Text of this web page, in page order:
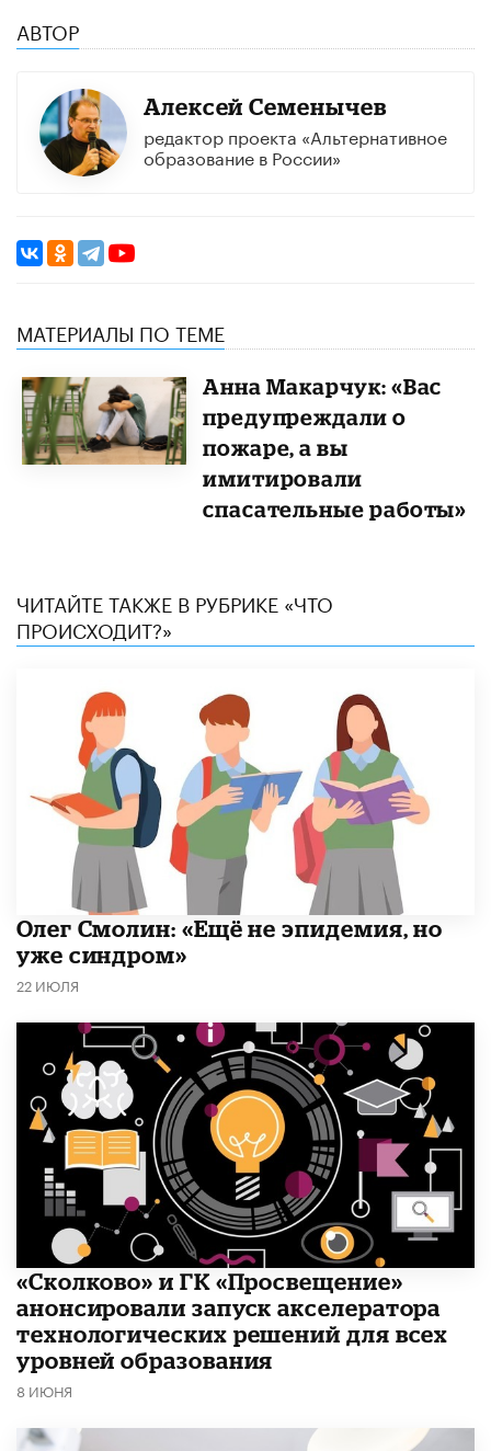
АВТОР
​Алексей Семенычев
редактор проекта «Альтернативное
образование в России»
МАТЕРИАЛЫ ПО ТЕМЕ
Анна Макарчук: «Вас
предупреждали о
пожаре, а вы
имитировали
спасательные работы»
ЧИТАЙТЕ ТАКЖЕ В РУБРИКЕ «ЧТО
ПРОИСХОДИТ?»
​Олег Смолин: «Ещё не эпидемия, но
уже синдром»
22 ИЮЛЯ
«Сколково» и ГК «Просвещение»
анонсировали запуск акселератора
технологических решений для всех
уровней образования
8 ИЮНЯ